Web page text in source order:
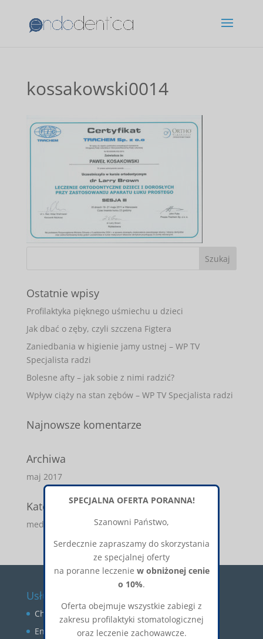
kossakowski0014
Ostatnie wpisy
Profilaktyka pięknego uśmiechu u dzieci
Jak dbać o zęby, czyli szczena Figtera
Zaniedbania w higienie jamy ustnej – WP TV
Specjalista radzi
Bolesne afty – jak sobie z nimi radzić?
Wpływ ciąży na stan zębów – WP TV Specjalista radzi
Najnowsze komentarze
Archiwa
maj 2017
Kategorie
media-o-nas
Usługi
Chirurgia stomatologiczna
Endodoncja
SPECJALNA OFERTA PORANNA!
Szanowni Państwo,
Serdecznie zapraszamy do skorzystania
ze specjalnej oferty
na poranne leczenie w obniżonej cenie
o 10%.
Oferta obejmuje wszystkie zabiegi z
zakresu profilaktyki stomatologicznej
oraz leczenie zachowawcze.